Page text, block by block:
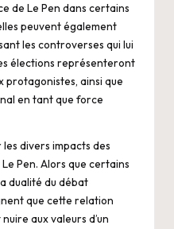
de Le Pen dans certains
peuvent également
les controverses qui lui
élections représenteront
protagonistes, ainsi que
en tant que force
divers impacts des
Pen. Alors que certains
dualité du débat
que cette relation
aux valeurs d’un